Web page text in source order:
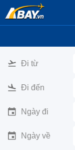
Đi từ
Đi đến
Ngày đi
Ngày về